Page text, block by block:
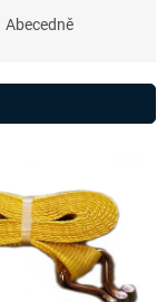
Abecedně